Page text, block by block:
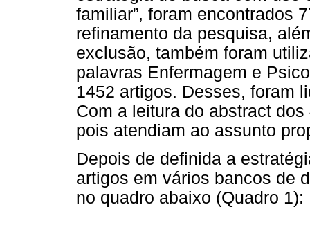
familiar”, foram encontrados
refinamento da pesquisa,
exclusão, também foram
palavras Enfermagem e
1452 artigos. Desses, foram
Com a leitura do abstract
pois atendiam ao assunto
Depois de definida a
artigos em vários bancos de
no quadro abaixo (Quadro 1):